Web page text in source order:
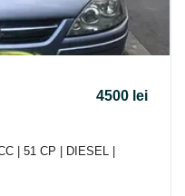
4500 lei
| 51 CP | DIESEL |